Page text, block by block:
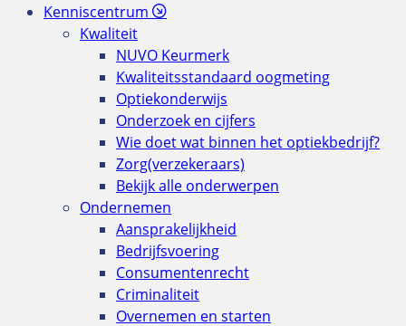
Kenniscentrum
Kwaliteit
NUVO Keurmerk
Kwaliteitsstandaard oogmeting
Optiekonderwijs
Onderzoek en cijfers
Wie doet wat binnen het optiekbedrijf?
Zorg(verzekeraars)
Bekijk alle onderwerpen
Ondernemen
Aansprakelijkheid
Bedrijfsvoering
Consumentenrecht
Criminaliteit
Overnemen en starten